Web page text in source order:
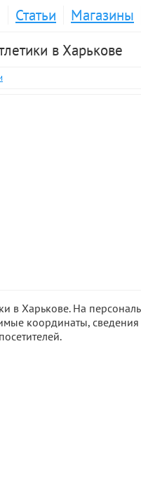
Статьи Магазины
в Харькове
в Харькове. На
координаты,